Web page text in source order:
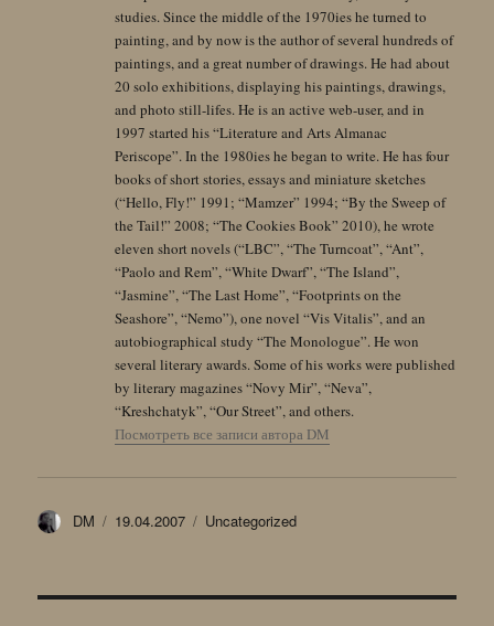
studies. Since the middle of the 1970ies he turned to
painting, and by now is the author of several hundreds of
paintings, and a great number of drawings. He had about
20 solo exhibitions, displaying his paintings, drawings,
and photo still-lifes. He is an active web-user, and in
1997 started his “Literature and Arts Almanac
Periscope”. In the 1980ies he began to write. He has four
books of short stories, essays and miniature sketches
(“Hello, Fly!” 1991; “Mamzer” 1994; “By the Sweep of
the Tail!” 2008; “The Cookies Book” 2010), he wrote
eleven short novels (“LBC”, “The Turncoat”, “Ant”,
“Paolo and Rem”, “White Dwarf”, “The Island”,
“Jasmine”, “The Last Home”, “Footprints on the
Seashore”, “Nemo”), one novel “Vis Vitalis”, and an
autobiographical study “The Monologue”. He won
several literary awards. Some of his works were published
by literary magazines “Novy Mir”, “Neva”,
“Kreshchatyk”, “Our Street”, and others.
Посмотреть все записи автора DM
Автор
DM Опубликовано
19.04.2007 Рубрики
Uncategorized